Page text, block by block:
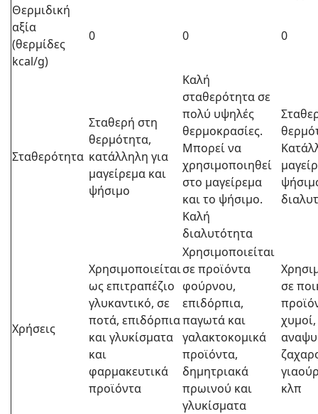
Θερμιδική
αξία
(θερμίδες
kcal/g)
0 0 0
Σταθερότητα
Σταθερή στη
θερμότητα,
κατάλληλη για
μαγείρεμα και
ψήσιμο
Καλή
σταθερότητα σε
πολύ υψηλές
θερμοκρασίες.
Μπορεί να
χρησιμοποιηθεί
στο μαγείρεμα
και το ψήσιμο.
Καλή
διαλυτότητα
Χρήσεις
Χρησιμοποιείται
ως επιτραπέζιο
γλυκαντικό, σε
ποτά, επιδόρπια
και γλυκίσματα
και
φαρμακευτικά
προϊόντα
Χρησιμοποιείται
σε προϊόντα
φούρνου,
επιδόρπια,
παγωτά και
γαλακτοκομικά
προϊόντα,
δημητριακά
πρωινού και
γλυκίσματα
σε
χυμοί,
κλπ